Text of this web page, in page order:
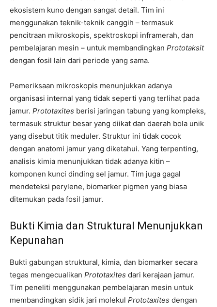
ekosistem kuno dengan sangat detail. Tim ini
menggunakan teknik-teknik canggih – termasuk
pencitraan mikroskopis, spektroskopi inframerah, dan
pembelajaran mesin – untuk membandingkan Prototaksit
dengan fosil lain dari periode yang sama.
Pemeriksaan mikroskopis menunjukkan adanya
organisasi internal yang tidak seperti yang terlihat pada
jamur. Prototaxites berisi jaringan tabung yang kompleks,
termasuk struktur besar yang diikat dan daerah bola unik
yang disebut titik meduler. Struktur ini tidak cocok
dengan anatomi jamur yang diketahui. Yang terpenting,
analisis kimia menunjukkan tidak adanya kitin –
komponen kunci dinding sel jamur. Tim juga gagal
mendeteksi perylene, biomarker pigmen yang biasa
ditemukan pada fosil jamur.
Bukti Kimia dan Struktural Menunjukkan
Kepunahan
Bukti gabungan struktural, kimia, dan biomarker secara
tegas mengecualikan Prototaxites dari kerajaan jamur.
Tim peneliti menggunakan pembelajaran mesin untuk
membandingkan sidik jari molekul Prototaxites dengan